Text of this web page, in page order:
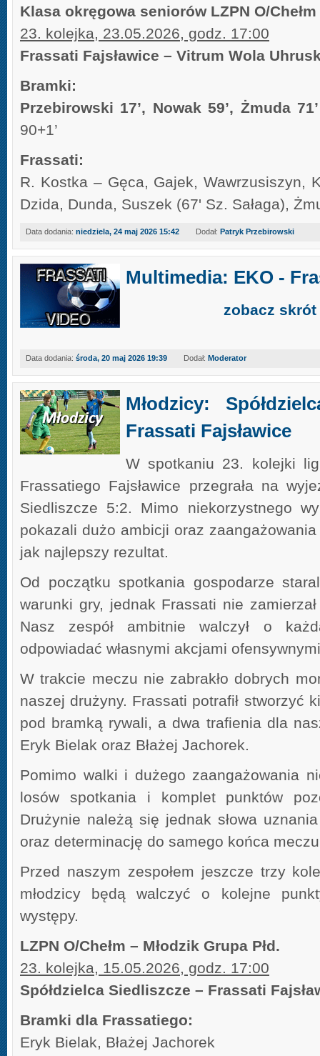
Klasa okręgowa seniorów LZPN O/Chełm
23. kolejka, 23.05.2026, godz. 17:00
Frassati Fajsławice – Vitrum Wola
Bramki:
Przebirowski 17’, Nowak 59’, Żmuda 71’
90+1’
Frassati:
R. Kostka – Gęca, Gajek, Wawrzusiszyn,
Dzida, Dunda, Suszek (67' Sz. Sałaga),
Data dodania: niedziela, 24 maj 2026 15:42 Dodał: Patryk Przebirowski
Multimedia: EKO -
zobacz skrót
Data dodania: środa, 20 maj 2026 19:39 Dodał: Moderator
Młodzicy:
Frassati Fajsławice
W spotkaniu 23. kolejki
Frassatiego Fajsławice przegrała na
Siedliszcze 5:2. Mimo niekorzystnego
pokazali dużo ambicji oraz
jak najlepszy rezultat.
Od początku spotkania gospodarze
warunki gry, jednak Frassati nie
Nasz zespół ambitnie walczył o
odpowiadać własnymi akcjami
W trakcie meczu nie zabrakło dobrych
naszej drużyny. Frassati potrafił stworzyć
pod bramką rywali, a dwa trafienia dla
Eryk Bielak oraz Błażej Jachorek.
Pomimo walki i dużego zaangażowania
losów spotkania i komplet punktów
Drużynie należą się jednak słowa
oraz determinację do samego końca
Przed naszym zespołem jeszcze trzy
młodzicy będą walczyć o kolejne
występy.
LZPN O/Chełm – Młodzik Grupa Płd.
23. kolejka, 15.05.2026, godz. 17:00
Spółdzielca Siedliszcze – Frassati
Bramki dla Frassatiego:
Eryk Bielak, Błażej Jachorek